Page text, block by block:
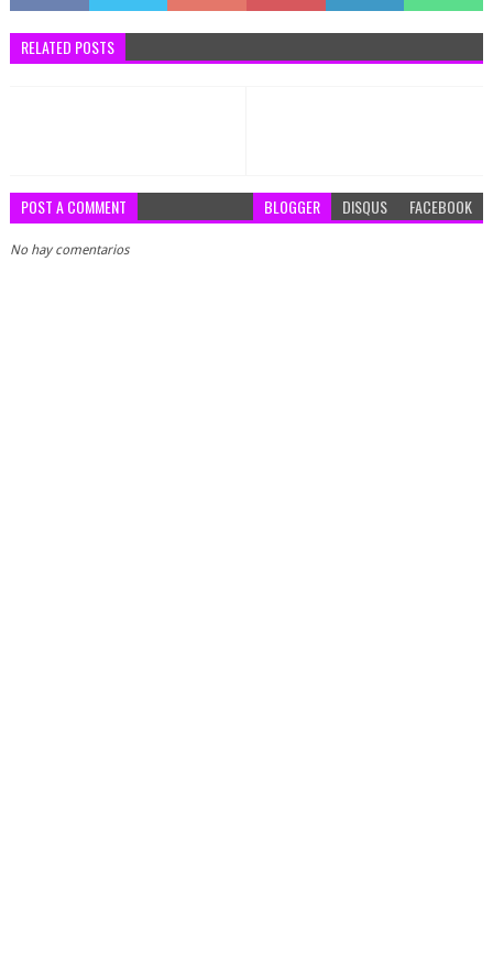
RELATED POSTS
POST A COMMENT BLOGGER DISQUS FACEBOOK
No hay comentarios